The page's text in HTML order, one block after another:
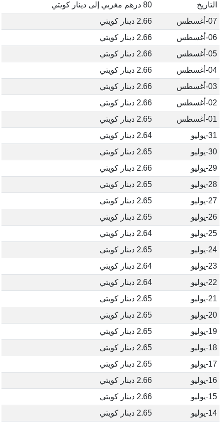
التاريخ
80 درهم مغربي إلى دينار كويتي
07-أغسطس
2.66 دينار كويتي
06-أغسطس
2.66 دينار كويتي
05-أغسطس
2.66 دينار كويتي
04-أغسطس
2.66 دينار كويتي
03-أغسطس
2.66 دينار كويتي
02-أغسطس
2.66 دينار كويتي
01-أغسطس
2.65 دينار كويتي
31-يوليو
2.64 دينار كويتي
30-يوليو
2.65 دينار كويتي
29-يوليو
2.66 دينار كويتي
28-يوليو
2.65 دينار كويتي
27-يوليو
2.65 دينار كويتي
26-يوليو
2.65 دينار كويتي
25-يوليو
2.64 دينار كويتي
24-يوليو
2.65 دينار كويتي
23-يوليو
2.64 دينار كويتي
22-يوليو
2.64 دينار كويتي
21-يوليو
2.65 دينار كويتي
20-يوليو
2.65 دينار كويتي
19-يوليو
2.65 دينار كويتي
18-يوليو
2.65 دينار كويتي
17-يوليو
2.65 دينار كويتي
16-يوليو
2.66 دينار كويتي
15-يوليو
2.66 دينار كويتي
14-يوليو
2.65 دينار كويتي